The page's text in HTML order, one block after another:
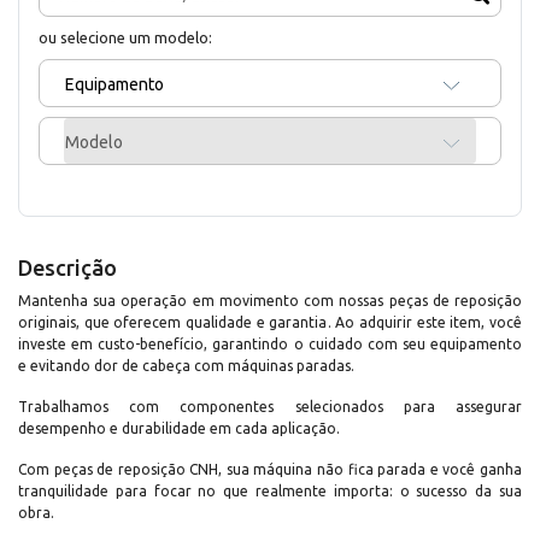
ou selecione um modelo:
Equipamento
Modelo
Descrição
Mantenha sua operação em movimento com nossas peças de reposição
originais, que oferecem qualidade e garantia. Ao adquirir este item, você
investe em custo-benefício, garantindo o cuidado com seu equipamento
e evitando dor de cabeça com máquinas paradas.
Trabalhamos com componentes selecionados para assegurar
desempenho e durabilidade em cada aplicação.
Com peças de reposição CNH, sua máquina não fica parada e você ganha
tranquilidade para focar no que realmente importa: o sucesso da sua
obra.